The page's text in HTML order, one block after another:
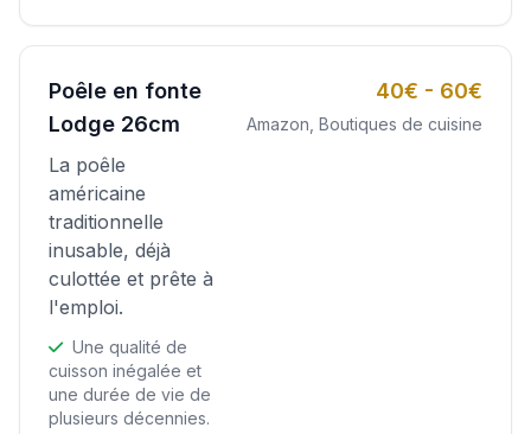
Poêle en fonte
Lodge 26cm
La poêle
américaine
traditionnelle
inusable, déjà
culottée et prête à
l'emploi.
Une qualité de
cuisson inégalée et
une durée de vie de
plusieurs décennies.
40€ - 60€
Amazon, Boutiques de cuisine